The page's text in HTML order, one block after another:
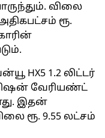
விலை
ரூ.
HX5 1.2 லிட்டர்
வேரியண்ட்
இதன்
ரூ. 9.55 லட்சம்